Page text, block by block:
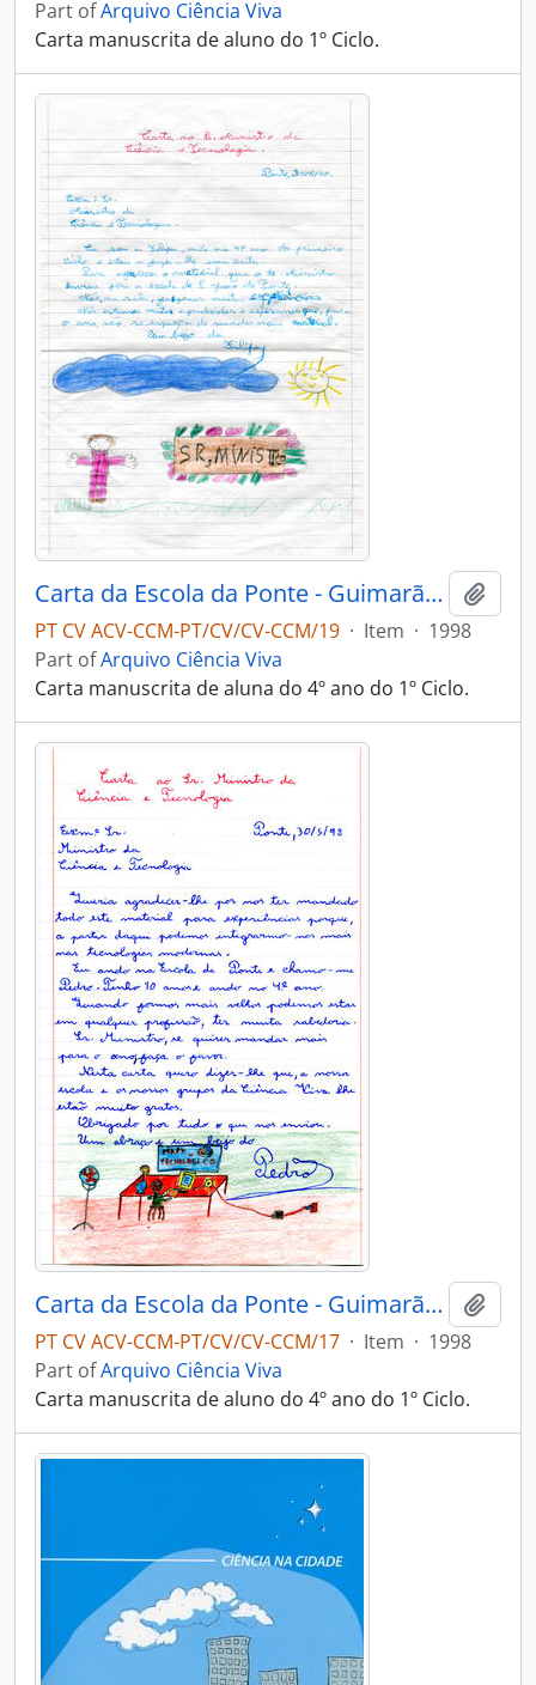
Part ofArquivo Ciência Viva
Carta manuscrita de aluno do 1º Ciclo.
Carta da Escola da Ponte - Guimarães
PT CV ACV-CCM-PT/CV/CV-CCM/19 · Item · 1998
Part ofArquivo Ciência Viva
Carta manuscrita de aluna do 4º ano do 1º Ciclo.
Carta da Escola da Ponte - Guimarães
PT CV ACV-CCM-PT/CV/CV-CCM/17 · Item · 1998
Part ofArquivo Ciência Viva
Carta manuscrita de aluno do 4º ano do 1º Ciclo.